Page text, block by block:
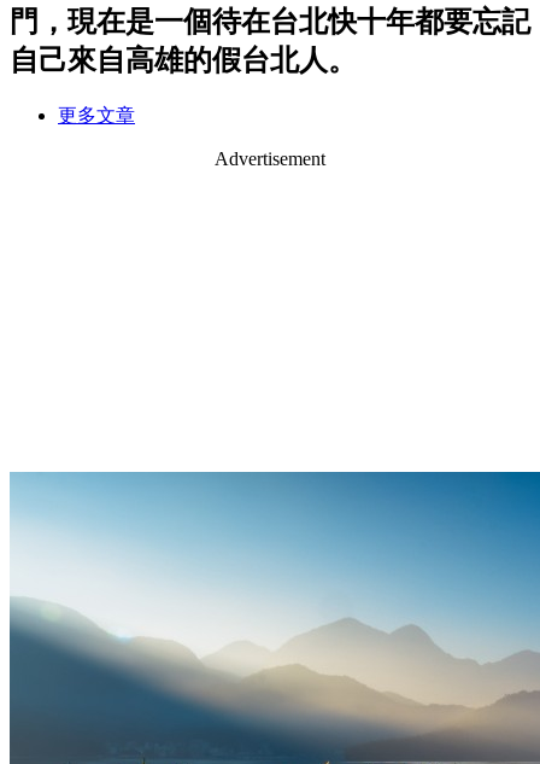
門，現在是一個待在台北快十年都要忘記
自己來自高雄的假台北人。
更多文章
Advertisement